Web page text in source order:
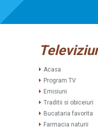
Acasa
Program TV
Emisiuni
Traditii si obiceiuri
Bucataria favorita
Farmacia naturii